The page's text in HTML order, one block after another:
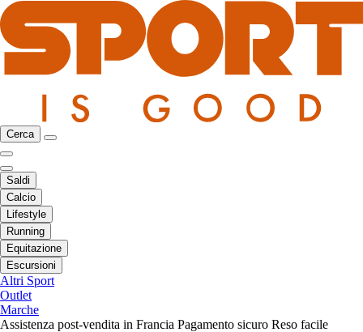
Cerca
Saldi
Calcio
Lifestyle
Running
Equitazione
Escursioni
Altri Sport
Outlet
Marche
Assistenza post-vendita in Francia Pagamento sicuro Reso facile